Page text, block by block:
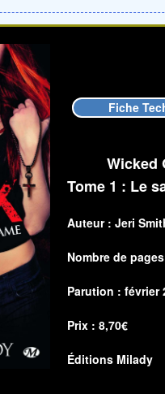
Fiche
Wicked
Tome 1 : Le
Auteur : Jeri
Nombre de
Parution : février
Prix : 8,70€
Éditions Milady